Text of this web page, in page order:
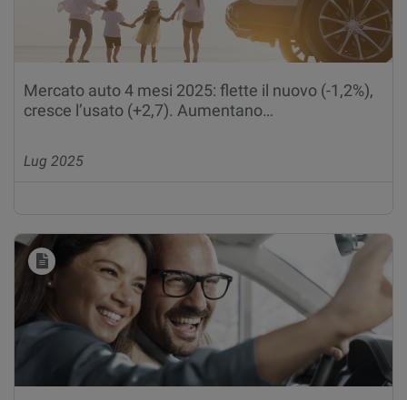
Mercato auto 4 mesi 2025: flette il nuovo (-1,2%),
cresce l’usato (+2,7). Aumentano…
Lug 2025